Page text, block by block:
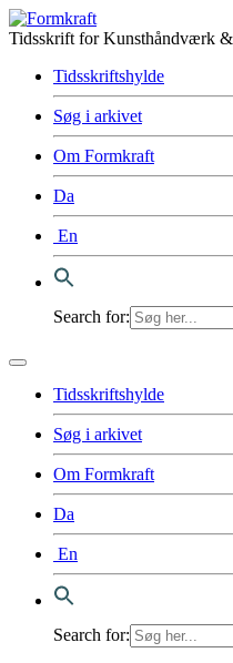
Tidsskrift for Kunsthåndværk
Tidsskriftshylde
Søg i arkivet
Om Formkraft
Da
En
Search for:
Tidsskriftshylde
Søg i arkivet
Om Formkraft
Da
En
Search for: